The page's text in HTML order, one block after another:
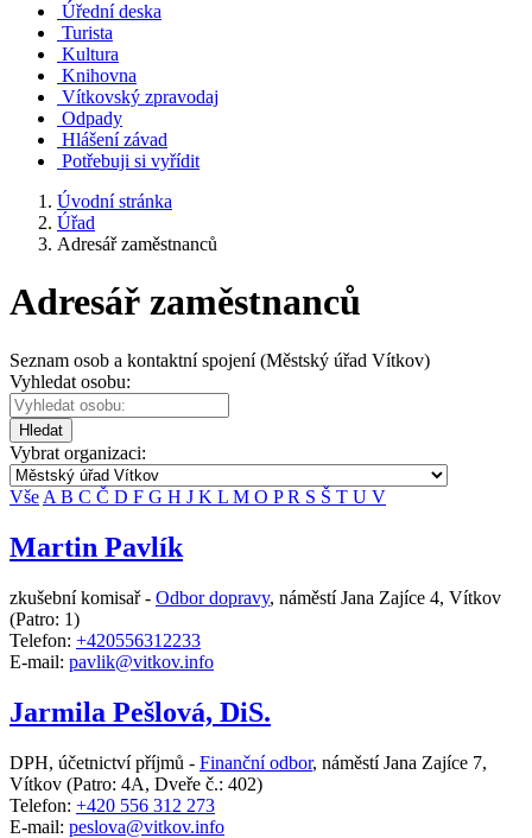
Úřední deska
Turista
Kultura
Knihovna
Vítkovský zpravodaj
Odpady
Hlášení závad
Potřebuji si vyřídit
Úvodní stránka
Úřad
Adresář zaměstnanců
Adresář zaměstnanců
Seznam osob a kontaktní spojení (Městský úřad Vítkov)
Vyhledat osobu:
Hledat
Vybrat organizaci:
Vše A B C Č D F G H J K L M O PR S Š T U V
Martin Pavlík
zkušební komisař - Odbor dopravy, náměstí Jana Zajíce 4, Vítkov
(Patro: 1)
Telefon: +420556312233
E-mail: pavlik@vitkov.info
Jarmila Pešlová, DiS.
DPH, účetnictví příjmů - Finanční odbor, náměstí Jana Zajíce 7,
Vítkov (Patro: 4A, Dveře č.: 402)
Telefon: +420 556 312 273
E-mail: peslova@vitkov.info